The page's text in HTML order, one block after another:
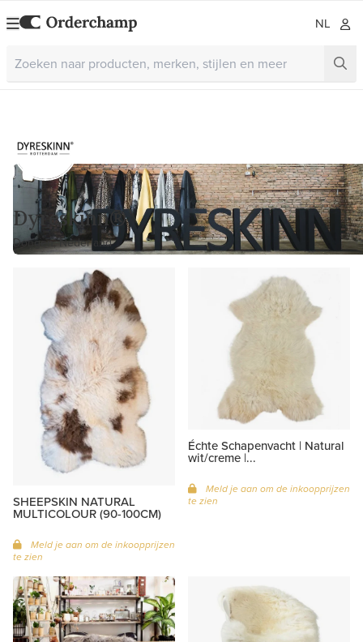
NL
Dyreskinn®
Dongen, Nederland
SHEEPSKIN NATURAL
MULTICOLOUR (90-100CM)
Meld je aan om de inkoopprijzen
te zien
Échte Schapenvacht | Natural
wit/creme |...
Meld je aan om de inkoopprijzen
te zien